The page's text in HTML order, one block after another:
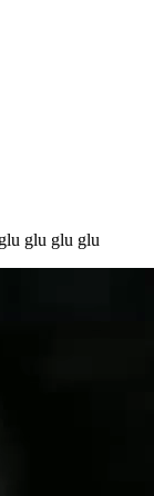
glu glu glu